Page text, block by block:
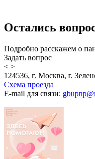
Остались
Подробно расскажем о
Задать вопрос
< >
124536, г. Москва, г.
Схема проезда
E-mail для связи: